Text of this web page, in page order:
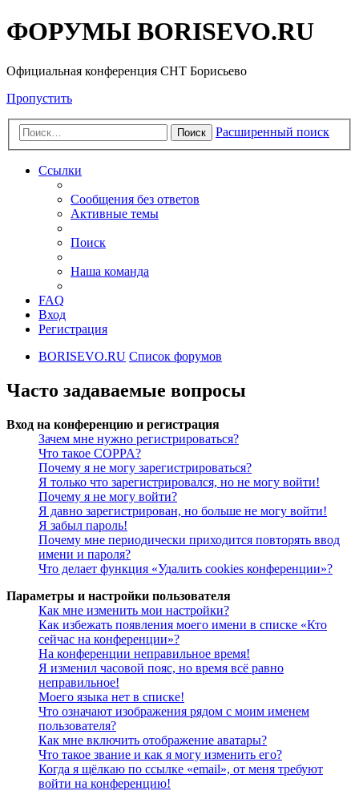
ФОРУМЫ BORISEVO.RU
Официальная конференция СНТ Борисьево
Пропустить
Поиск Расширенный поиск
Ссылки
Сообщения без ответов
Активные темы
Поиск
Наша команда
FAQ
Вход
Регистрация
BORISEVO.RU Список форумов
Часто задаваемые вопросы
Вход на конференцию и регистрация
Зачем мне нужно регистрироваться?
Что такое COPPA?
Почему я не могу зарегистрироваться?
Я только что зарегистрировался, но не могу войти!
Почему я не могу войти?
Я давно зарегистрирован, но больше не могу войти!
Я забыл пароль!
Почему мне периодически приходится повторять ввод
имени и пароля?
Что делает функция «Удалить cookies конференции»?
Параметры и настройки пользователя
Как мне изменить мои настройки?
Как избежать появления моего имени в списке «Кто
сейчас на конференции»?
На конференции неправильное время!
Я изменил часовой пояс, но время всё равно
неправильное!
Моего языка нет в списке!
Что означают изображения рядом с моим именем
пользователя?
Как мне включить отображение аватары?
Что такое звание и как я могу изменить его?
Когда я щёлкаю по ссылке «email», от меня требуют
войти на конференцию!